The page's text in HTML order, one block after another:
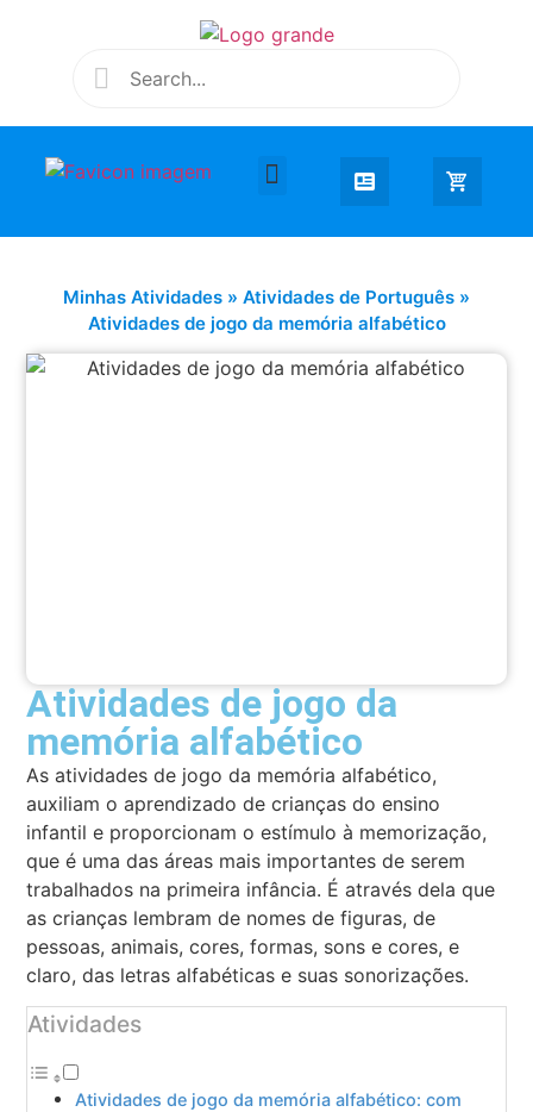
Minhas Atividades » Atividades de Português »
Atividades de jogo da memória alfabético
Atividades de jogo da
memória alfabético
As atividades de jogo da memória alfabético,
auxiliam o aprendizado de crianças do ensino
infantil e proporcionam o estímulo à memorização,
que é uma das áreas mais importantes de serem
trabalhados na primeira infância. É através dela que
as crianças lembram de nomes de figuras, de
pessoas, animais, cores, formas, sons e cores, e
claro, das letras alfabéticas e suas sonorizações.
Atividades
Atividades de jogo da memória alfabético: com